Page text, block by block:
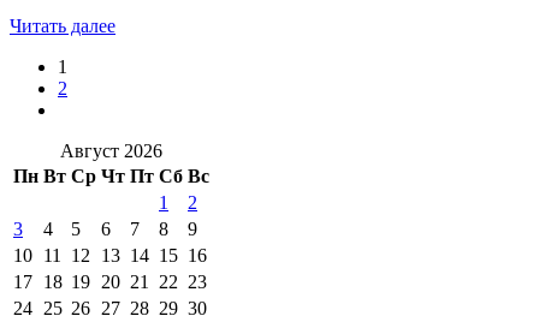
Читать далее
1
2
Август 2026
Пн Вт Ср Чт Пт Сб Вс
1
2
3
4 5 6 7 8
9
10 11 12 13 14 15 16
17 18 19 20 21 22 23
24 25 26 27 28 29 30